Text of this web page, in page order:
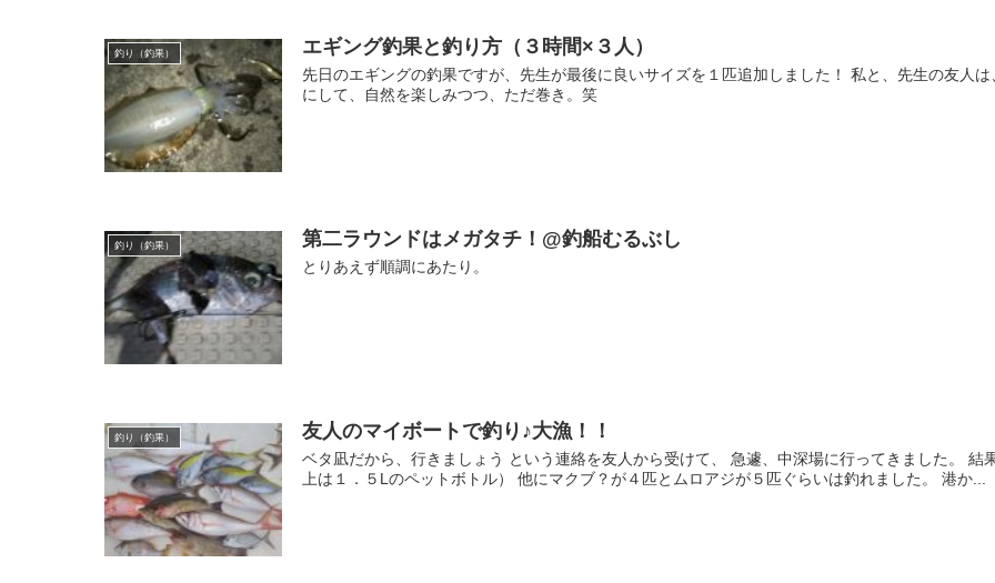
釣り（釣果） エギング釣果と釣り方（３時間×３人）
先日のエギングの釣果ですが、先生が最後に良いサイズを１匹追加しました！ 私と、先生の友人
にして、自然を楽しみつつ、ただ巻き。笑
釣り（釣果） 第二ラウンドはメガタチ！@釣船むるぶし
とりあえず順調にあたり。
釣り（釣果） 友人のマイボートで釣り♪大漁！！
ベタ凪だから、行きましょう という連絡を友人から受けて、 急遽、中深場に行ってきました。
上は１．５Lのペットボトル） 他にマクブ？が４匹とムロアジが５匹ぐらいは釣れました。 港か...